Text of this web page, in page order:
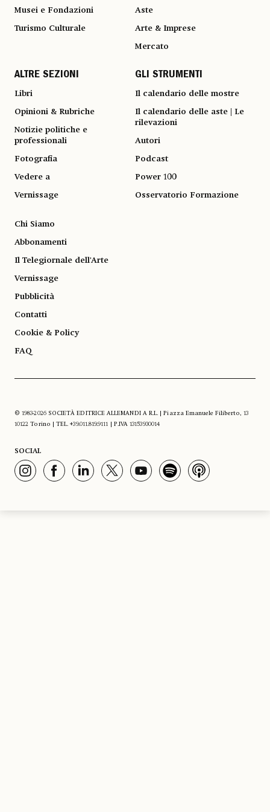
Musei e Fondazioni
Turismo Culturale
Aste
Arte & Imprese
Mercato
ALTRE SEZIONI
Libri
Opinioni & Rubriche
Notizie politiche e
professionali
Fotografia
Vedere a
Vernissage
GLI STRUMENTI
Il calendario delle mostre
Il calendario delle aste | Le
rilevazioni
Autori
Podcast
Power 100
Osservatorio Formazione
Chi Siamo
Abbonamenti
Il Telegiornale dell'Arte
Vernissage
Pubblicità
Contatti
Cookie & Policy
FAQ
© 1983-2026 SOCIETÀ EDITRICE ALLEMANDI A R.L. | Piazza Emanuele Filiberto, 13
10122 Torino | TEL. +39.011.819.9111 | P.IVA 13153930014
SOCIAL